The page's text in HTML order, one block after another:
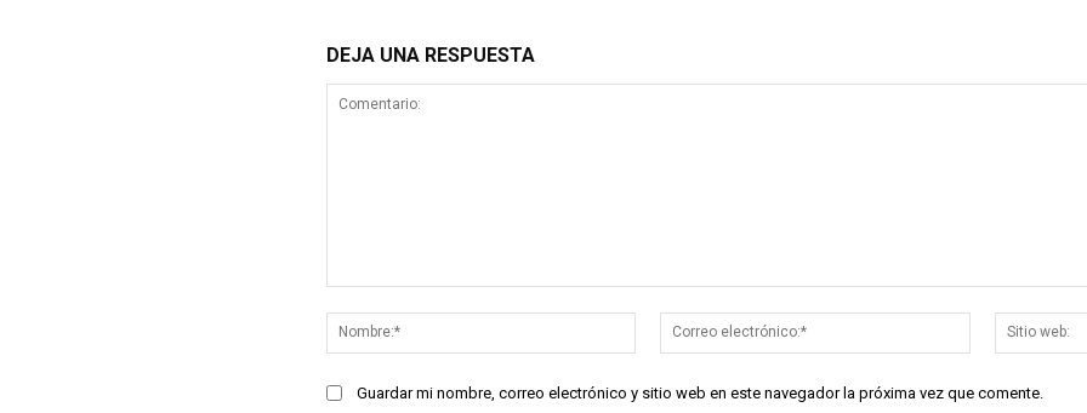
DEJA UNA RESPUESTA
Nombre:*
Correo
electrónico:*
Guardar mi nombre, correo electrónico y sitio web en este navegador la próxima vez que comente.